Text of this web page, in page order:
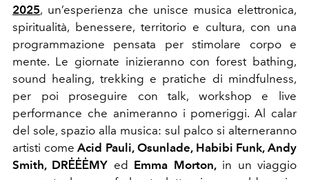
2025, un’esperienza che unisce musica elettronica,
spiritualità, benessere, territorio e cultura, con una
programmazione pensata per stimolare corpo e
mente. Le giornate inizieranno con forest bathing,
sound healing, trekking e pratiche di mindfulness,
per poi proseguire con talk, workshop e live
performance che animeranno i pomeriggi. Al calar
del sole, spazio alla musica: sul palco si alterneranno
artisti comeAcid Pauli, Osunlade, Habibi Funk, Andy
Smith, DRĖĖĖMY ed Emma Morton,in un viaggio